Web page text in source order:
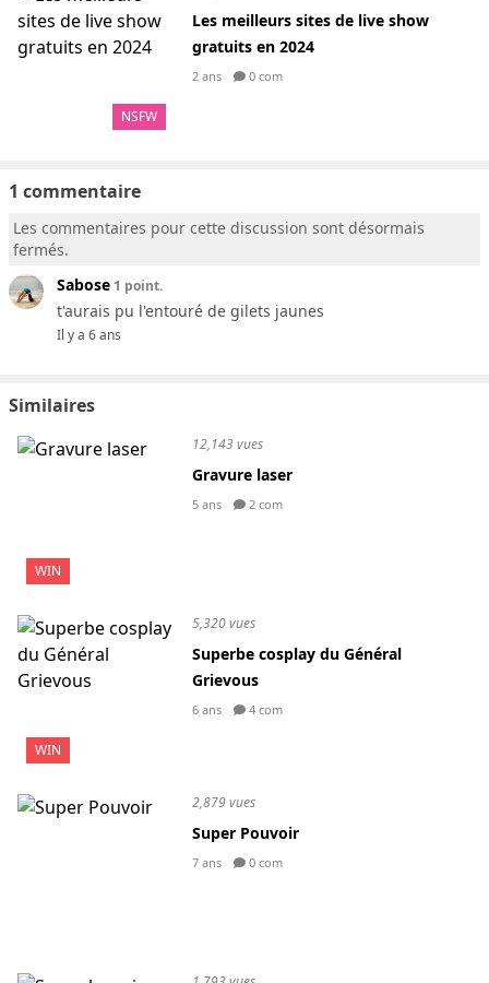
NSFW
Les meilleurs sites de live show
gratuits en 2024
2 ans 0 com
1 commentaire
Les commentaires pour cette discussion sont désormais
fermés.
Sabose 1 point.
t'aurais pu l'entouré de gilets jaunes
Il y a 6 ans
Similaires
WIN
12,143 vues
Gravure laser
5 ans 2 com
WIN
5,320 vues
Superbe cosplay du Général
Grievous
6 ans 4 com
2,879 vues
Super Pouvoir
7 ans 0 com